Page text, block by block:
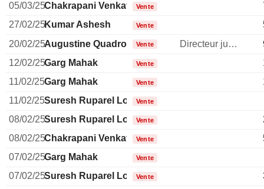
05/03/25Chakrapani Venkatachari
Vente
27/02/25Kumar Ashesh Vente
20/02/25Augustine Quadros Vente Directeur juridique
12/02/25Garg Mahak Vente
11/02/25Garg Mahak Vente
11/02/25Suresh Ruparel LopaVente
08/02/25Suresh Ruparel LopaVente
08/02/25Chakrapani Venkatachari
Vente
07/02/25Garg Mahak Vente
07/02/25Suresh Ruparel LopaVente